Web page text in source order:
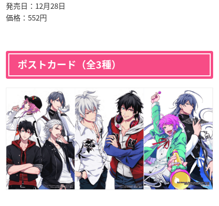
発売日：12月28日
価格：552円
ポストカード（全3種）